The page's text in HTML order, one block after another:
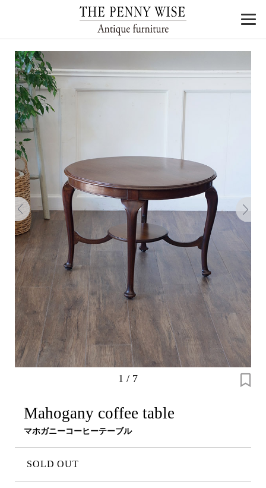
1 / 7
Mahogany coffee table
マホガニーコーヒーテーブル
SOLD OUT